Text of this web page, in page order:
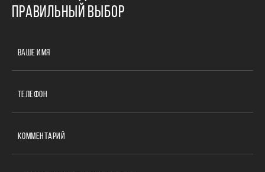
ПРАВИЛЬНЫЙ ВЫБОР
ВАШЕ ИМЯ
ТЕЛЕФОН
КОММЕНТАРИЙ